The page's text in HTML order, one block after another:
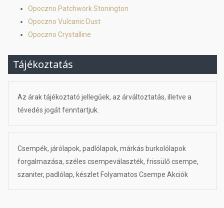
Opoczno Patchwork Stonington
Opoczno Vulcanic Dust
Opoczno Crystalline
Tájékoztatás
Az árak tájékoztató jellegűek, az árváltoztatás, illetve a
tévedés jogát fenntartjuk.
Csempék, járólapok, padlólapok, márkás burkolólapok
forgalmazása, széles csempeválaszték, frissülő csempe,
szaniter, padlólap, készlet Folyamatos Csempe Akciók